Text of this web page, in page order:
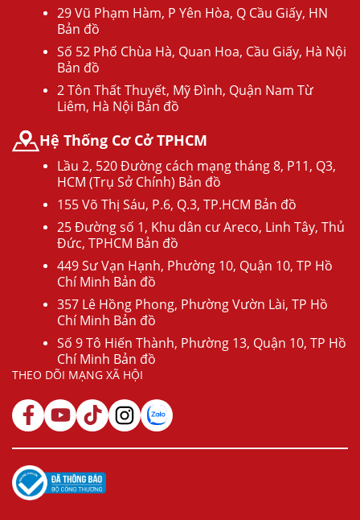
29 Vũ Phạm Hàm, P Yên Hòa, Q Cầu Giấy, HN
Bản đồ
Số 52 Phố Chùa Hà, Quan Hoa, Cầu Giấy, Hà Nội
Bản đồ
2 Tôn Thất Thuyết, Mỹ Đình, Quận Nam Từ
Liêm, Hà Nội Bản đồ
Hệ Thống Cơ Cở TPHCM
Lầu 2, 520 Đường cách mạng tháng 8, P11, Q3,
HCM (Trụ Sở Chính) Bản đồ
155 Võ Thị Sáu, P.6, Q.3, TP.HCM Bản đồ
25 Đường số 1, Khu dân cư Areco, Linh Tây, Thủ
Đức, TPHCM Bản đồ
449 Sư Vạn Hạnh, Phường 10, Quận 10, TP Hồ
Chí Minh Bản đồ
357 Lê Hồng Phong, Phường Vườn Lài, TP Hồ
Chí Minh Bản đồ
Số 9 Tô Hiến Thành, Phường 13, Quận 10, TP Hồ
Chí Minh Bản đồ
THEO DÕI MẠNG XÃ HỘI